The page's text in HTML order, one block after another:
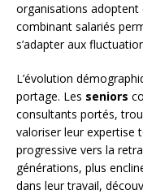
organisations adoptent
combinant salariés
s’adapter aux
L’évolution
portage. Les seniors
consultants portés,
valoriser leur expertise
progressive vers la
générations, plus
dans leur travail,